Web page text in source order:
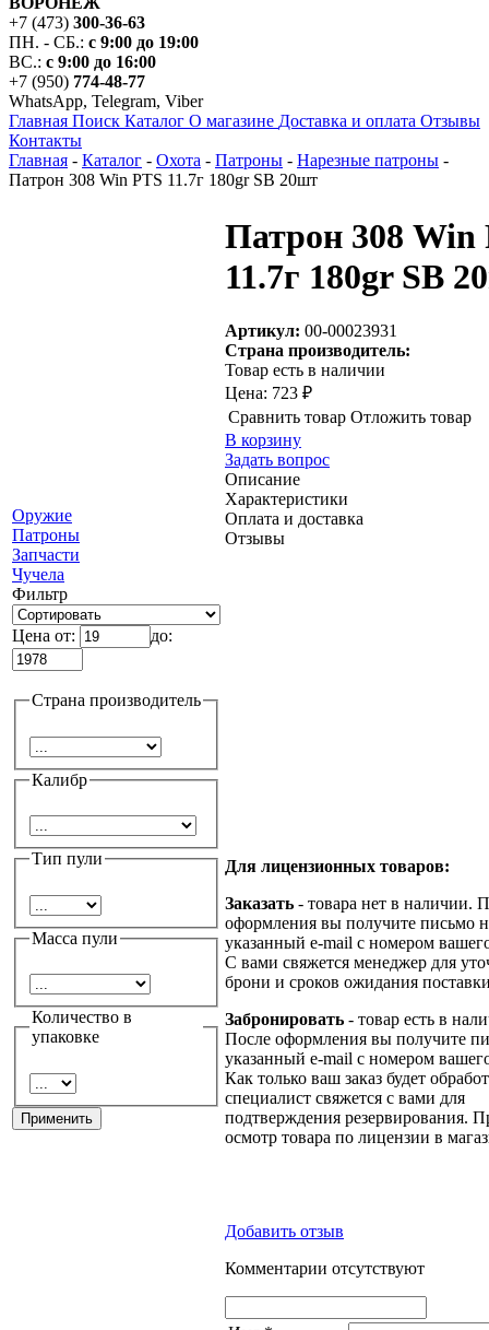
+7 (473) 300-36-63
ПН. - СБ.: с 9:00 до 19:00
ВС.: с 9:00 до 16:00
+7 (950) 774-48-77
WhatsApp, Telegram, Viber
Главная Поиск Каталог О магазине Доставка и оплата Отзывы
Контакты
Главная - Каталог - Охота - Патроны - Нарезные патроны -
Патрон 308 Win PTS 11.7г 180gr SB 20шт
Оружие
Патроны
Запчасти
Чучела
Фильтр
Цена от: до:
Страна производитель
Калибр
Тип пули
Масса пули
Количество в
упаковке
Патрон 308 Win
11.7г 180gr SB
Артикул: 00-00023931
Страна производитель:
Товар есть в наличии
Цена: 723 ₽
Сравнить товар Отложить товар
В корзину
Задать вопрос
Описание
Характеристики
Оплата и доставка
Отзывы
Для лицензионных товаров:
Заказать - товара нет в наличии.
оформления вы получите письмо
указанный e-mail с номером
С вами свяжется менеджер для
брони и сроков ожидания
Забронировать - товар есть в
После оформления вы получите
указанный e-mail с номером
Как только ваш заказ будет
специалист свяжется с вами для
подтверждения резервирования.
осмотр товара по лицензии в
Добавить отзыв
Комментарии отсутствуют